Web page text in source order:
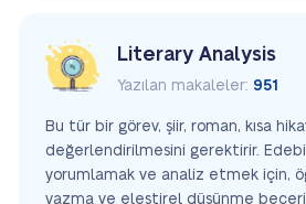
Literary Analysis
Yazılan makaleler: 951
Bu tür bir görev, şiir, roman, kısa
değerlendirilmesini gerektirir. Edebi
yorumlamak ve analiz etmek için,
yazma ve eleştirel düşünme